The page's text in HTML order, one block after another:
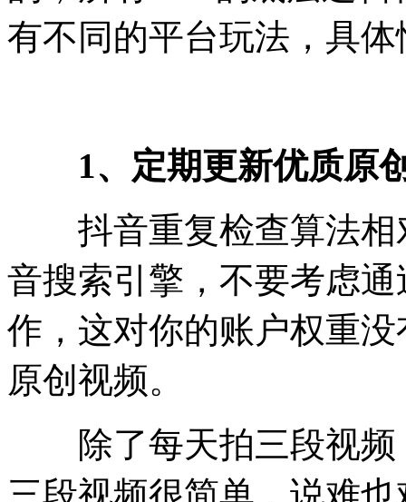
有不同的平台玩法，具
1、定期更新优质原
抖音重复检查算法相
音搜索引擎，不要考虑
作，这对你的账户权重
原创视频。
除了每天拍三段视频